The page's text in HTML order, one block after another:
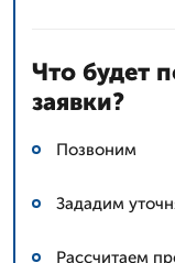
Что будет
заявки?
Позвоним
Зададим
Рассчитаем